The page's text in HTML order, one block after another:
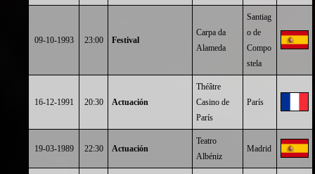
09-10-1993 23:00 Festival
Carpa da
Alameda
Santiag
o de
Compo
stela
16-12-1991 20:30 Actuación
Théâtre
Casino de
París
París
19-03-1989 22:30 Actuación
Teatro
Albéniz
Madrid